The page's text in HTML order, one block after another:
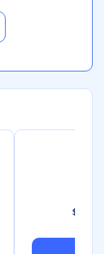
$